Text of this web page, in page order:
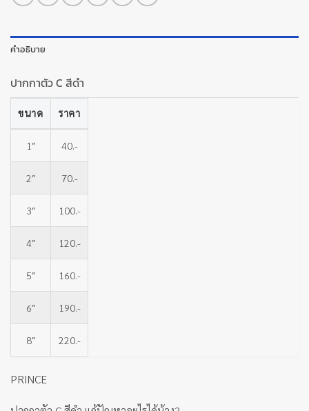
คำอธิบาย
ปากกาตัว C สีดำ
ขนาด ราคา
1″ 40.-
2″ 70.-
3″ 100.-
4″ 120.-
5″ 160.-
6″ 190.-
8″ 220.-
PRINCE